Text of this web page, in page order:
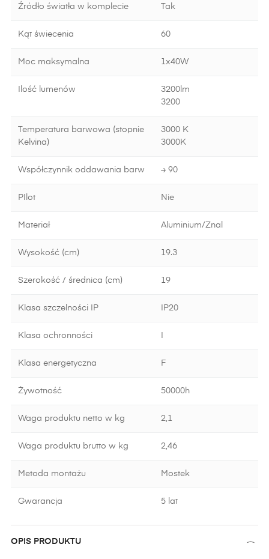
Źródło światła w komplecie Tak
Kąt świecenia 60
Moc maksymalna 1x40W
Ilość lumenów
3200lm
3200
Temperatura barwowa (stopnie
Kelvina)
3000 K
3000K
Współczynnik oddawania barw ≥ 90
PIlot Nie
Materiał Aluminium/Znal
Wysokość (cm) 19.3
Szerokość / średnica (cm) 19
Klasa szczelności IP IP20
Klasa ochronności
Klasa energetyczna F
Żywotność 50000h
Waga produktu netto w kg 2,1
Waga produktu brutto w kg 2,46
Metoda montażu Mostek
Gwarancja 5 lat
OPIS PRODUKTU